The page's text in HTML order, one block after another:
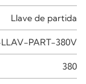
Llave de partida
PART-380V
380